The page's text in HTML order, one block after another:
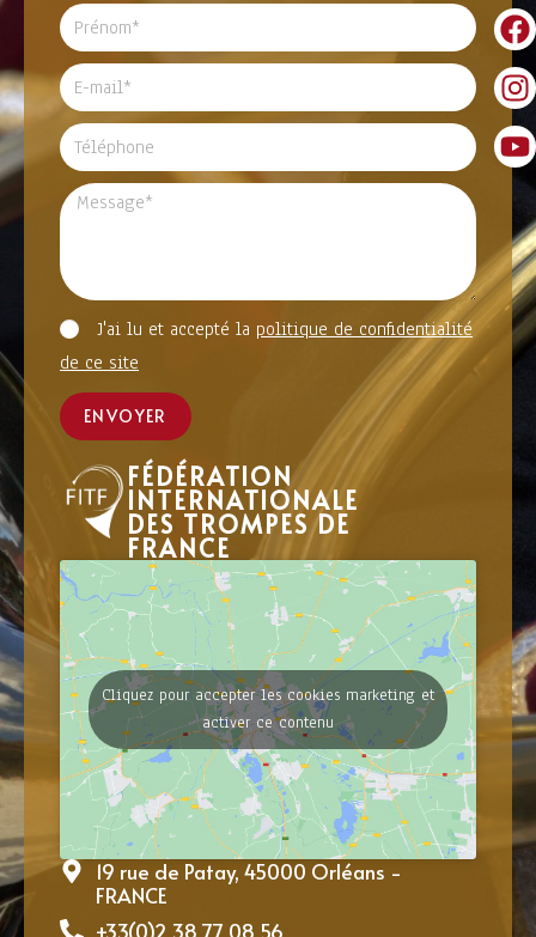
J'ai lu et accepté la politique de confidentialité
de ce site
ENVOYER
FÉDÉRATION
INTERNATIONALE
DES TROMPES DE
FRANCE
Cliquez pour accepter les cookies marketing et
activer ce contenu
19 rue de Patay, 45000 Orléans -
FRANCE